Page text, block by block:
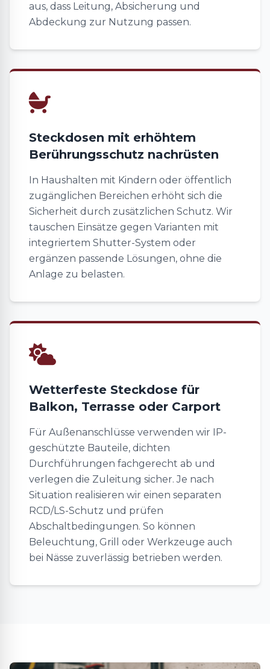
aus, dass Leitung, Absicherung und
Abdeckung zur Nutzung passen.
Steckdosen mit erhöhtem
Berührungsschutz nachrüsten
In Haushalten mit Kindern oder öffentlich
zugänglichen Bereichen erhöht sich die
Sicherheit durch zusätzlichen Schutz. Wir
tauschen Einsätze gegen Varianten mit
integriertem Shutter-System oder
ergänzen passende Lösungen, ohne die
Anlage zu belasten.
Wetterfeste Steckdose für
Balkon, Terrasse oder Carport
Für Außenanschlüsse verwenden wir IP-
geschützte Bauteile, dichten
Durchführungen fachgerecht ab und
verlegen die Zuleitung sicher. Je nach
Situation realisieren wir einen separaten
RCD/LS-Schutz und prüfen
Abschaltbedingungen. So können
Beleuchtung, Grill oder Werkzeuge auch
bei Nässe zuverlässig betrieben werden.